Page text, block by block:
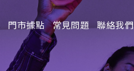
門市據點 常見問題 聯絡我們